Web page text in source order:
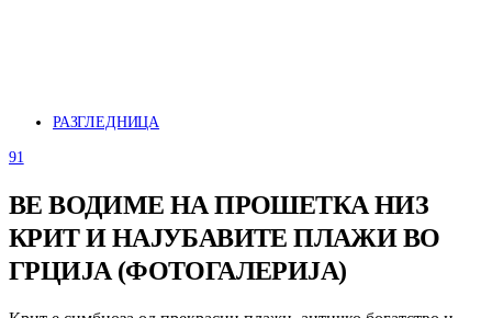
РАЗГЛЕДНИЦА
91
ВЕ ВОДИМЕ НА ПРОШЕТКА НИЗ
КРИТ И НАЈУБАВИТЕ ПЛАЖИ ВО
ГРЦИЈА (ФОТОГАЛЕРИЈА)